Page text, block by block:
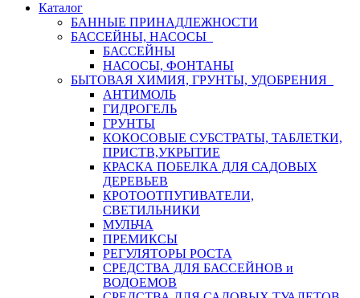
Каталог
БАННЫЕ ПРИНАДЛЕЖНОСТИ
БАССЕЙНЫ, НАСОСЫ
БАССЕЙНЫ
НАСОСЫ, ФОНТАНЫ
БЫТОВАЯ ХИМИЯ, ГРУНТЫ, УДОБРЕНИЯ
АНТИМОЛЬ
ГИДРОГЕЛЬ
ГРУНТЫ
КОКОСОВЫЕ СУБСТРАТЫ, ТАБЛЕТКИ,
ПРИСТВ,УКРЫТИЕ
КРАСКА ПОБЕЛКА ДЛЯ САДОВЫХ
ДЕРЕВЬЕВ
КРОТООТПУГИВАТЕЛИ,
СВЕТИЛЬНИКИ
МУЛЬЧА
ПРЕМИКСЫ
РЕГУЛЯТОРЫ РОСТА
СРЕДСТВА ДЛЯ БАССЕЙНОВ и
ВОДОЕМОВ